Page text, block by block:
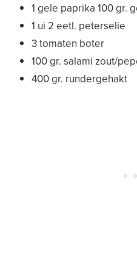
1 gele paprika 100 gr.
1 ui 2 eetl. peterselie
3 tomaten boter
100 gr. salami zout/
400 gr. rundergehakt